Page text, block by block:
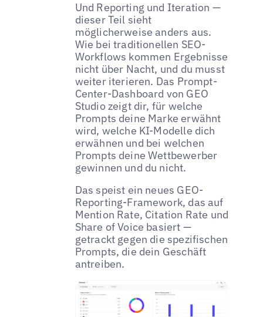
Und Reporting und Iteration —
dieser Teil sieht
möglicherweise anders aus.
Wie bei traditionellen SEO-
Workflows kommen Ergebnisse
nicht über Nacht, und du musst
weiter iterieren. Das Prompt-
Center-Dashboard von GEO
Studio zeigt dir, für welche
Prompts deine Marke erwähnt
wird, welche KI-Modelle dich
erwähnen und bei welchen
Prompts deine Wettbewerber
gewinnen und du nicht.
Das speist ein neues GEO-
Reporting-Framework, das auf
Mention Rate, Citation Rate und
Share of Voice basiert —
getrackt gegen die spezifischen
Prompts, die dein Geschäft
antreiben.